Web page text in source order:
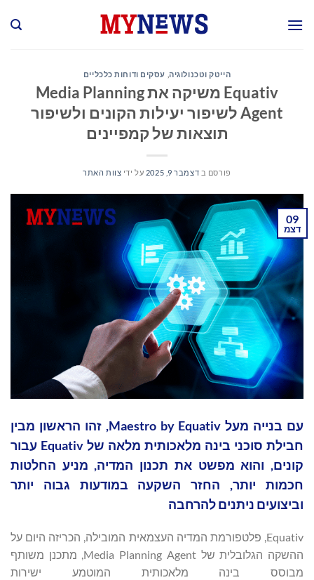
הייטק וטכנולוגיה,עסקים ודוחות כלכליים
Equativ משיקה את Media Planning
Agent לשיפור יעילות הקונים ולשיפור
תוצאות של קמפיינים
פורסם ב דצמבר 9, 2025 על ידי צוות האתר
עם בנייה מעל Maestro by Equativ, זהו הראשון מבין
חבילת סוכני בינה מלאכותית מלאה של Equativ עבור
והוא מפשט את תכנון המדיה, מניע החלטות
יותר, החזר השקעה במודעות גבוה יותר
ניתנים להרחבה
Equativ, פלטפורמת המדיה העצמאית המובילה, הכריזה היום על
ההשקה הגלובלית של Media Planning Agent, מתכנן משותף
בינה מלאכותית המוטמע ישירות